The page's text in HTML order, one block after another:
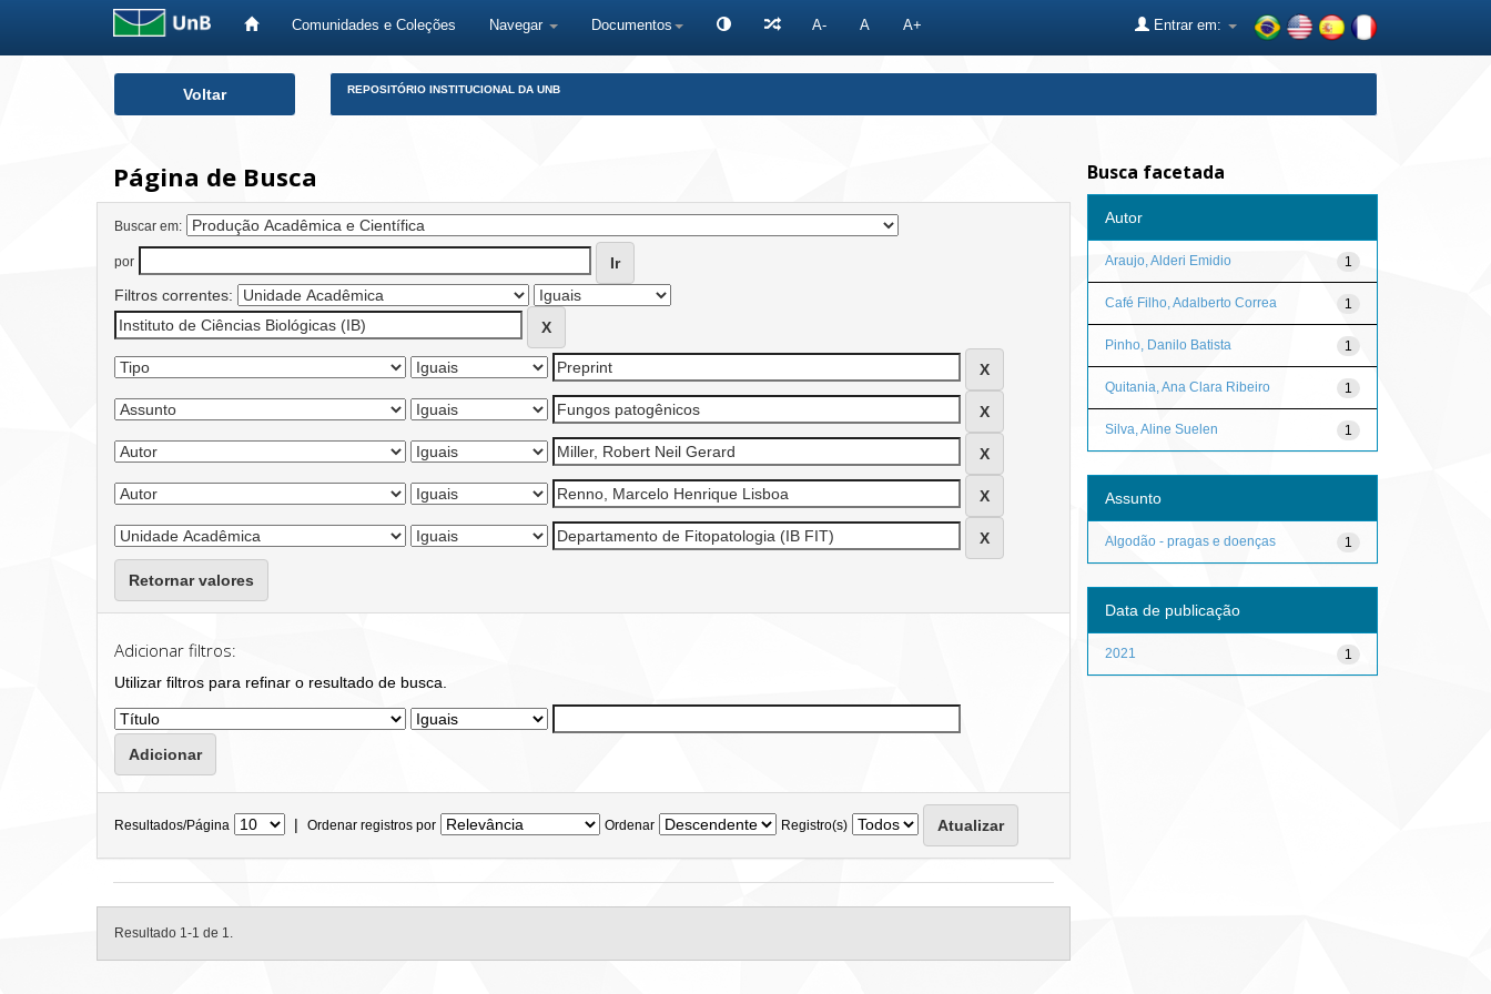
Comunidades e Coleções Navegar Documentos A- A A+ Entrar em:
Voltar REPOSITÓRIO INSTITUCIONAL DA UNB
Página de Busca
Buscar em:
por
Filtros correntes:
Retornar valores
Adicionar filtros:
Utilizar filtros para refinar o resultado de busca.
Resultados/Página | Ordenar registros por Ordenar Registro(s)
Resultado 1-1 de 1.
Busca facetada
Autor
1
Araujo, Alderi Emidio
1
Café Filho, Adalberto Correa
1
Pinho, Danilo Batista
1
Quitania, Ana Clara Ribeiro
1
Silva, Aline Suelen
Assunto
1
Algodão - pragas e doenças
Data de publicação
1
2021